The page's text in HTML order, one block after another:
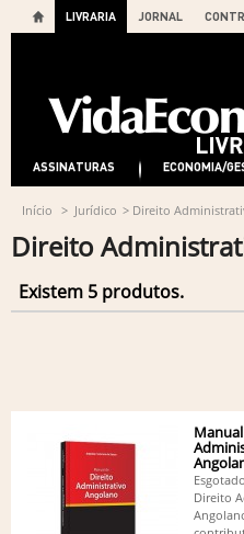
LIVRARIA JORNAL
ASSINATURAS ECONOMIA/
Início > Jurídico > Direito
Direito
Existem 5 produtos.
Direito